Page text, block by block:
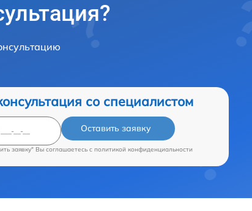
со специалистом
Оставить заявку
заявку" Вы соглашаетесь c политикой конфиденциальности